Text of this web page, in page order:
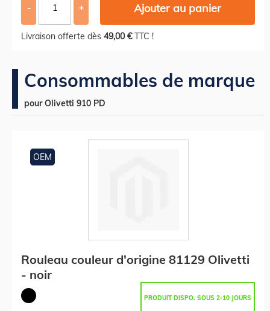
- + Ajouter au panier
Livraison offerte dès 49,00 €TTC !
Consommables de marque
pour Olivetti 910 PD
OEM
Rouleau couleur d'origine 81129 Olivetti
- noir
PRODUIT DISPO. SOUS 2-10 JOURS